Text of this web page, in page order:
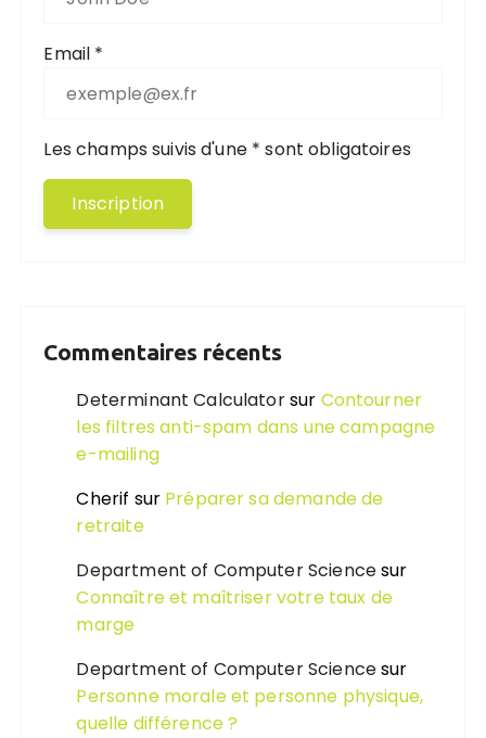
Email *
Les champs suivis d'une * sont obligatoires
Commentaires récents
Determinant Calculatorsur Contourner
les filtres anti-spam dans une campagne
e-mailing
Cherif sur Préparer sa demande de
retraite
Department of Computer Sciencesur
Connaître et maîtriser votre taux de
marge
Department of Computer Sciencesur
Personne morale et personne physique,
quelle différence ?